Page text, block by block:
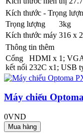
Kích thước - Trọng
Trọng lượng
3kg
Kích thước máy 316 x
Thông tin thêm
Cổng
kết nối
HDMI x 1;
232C x1; USB
Máy chiếu
0VND